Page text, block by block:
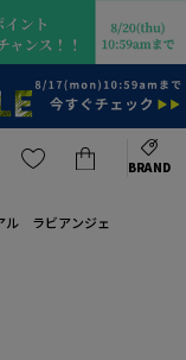
BRAND
ル ラビアンジェ